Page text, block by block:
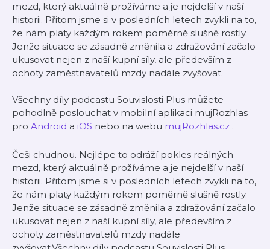
mezd, který aktuálně prožíváme a je nejdelší v naší
historii. Přitom jsme si v posledních letech zvykli na to,
že nám platy každým rokem poměrně slušně rostly.
Jenže situace se zásadně změnila a zdražování začalo
ukusovat nejen z naší kupní síly, ale především z
ochoty zaměstnavatelů mzdy nadále zvyšovat.
Všechny díly podcastu Souvislosti Plus můžete
pohodlně poslouchat v mobilní aplikaci mujRozhlas
pro Android a iOS nebo na webu mujRozhlas.cz .
Češi chudnou. Nejlépe to odráží pokles reálných
mezd, který aktuálně prožíváme a je nejdelší v naší
historii. Přitom jsme si v posledních letech zvykli na to,
že nám platy každým rokem poměrně slušně rostly.
Jenže situace se zásadně změnila a zdražování začalo
ukusovat nejen z naší kupní síly, ale především z
ochoty zaměstnavatelů mzdy nadále